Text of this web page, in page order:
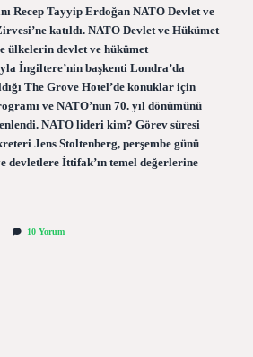
Recep Tayyip Erdoğan NATO Devlet ve
katıldı. NATO Devlet ve Hükümet
ülkelerin devlet ve hükümet
İngiltere’nin başkenti Londra’da
The Grove Hotel’de konuklar için
ve NATO’nun 70. yıl dönümünü
NATO lideri kim? Görev süresi
Jens Stoltenberg, perşembe günü
devletlere İttifak’ın temel değerlerine
10 Yorum